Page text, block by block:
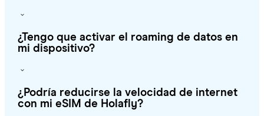
¿Tengo que activar el roaming de datos en
mi dispositivo?
¿Podría reducirse la velocidad de internet
con mi eSIM de Holafly?